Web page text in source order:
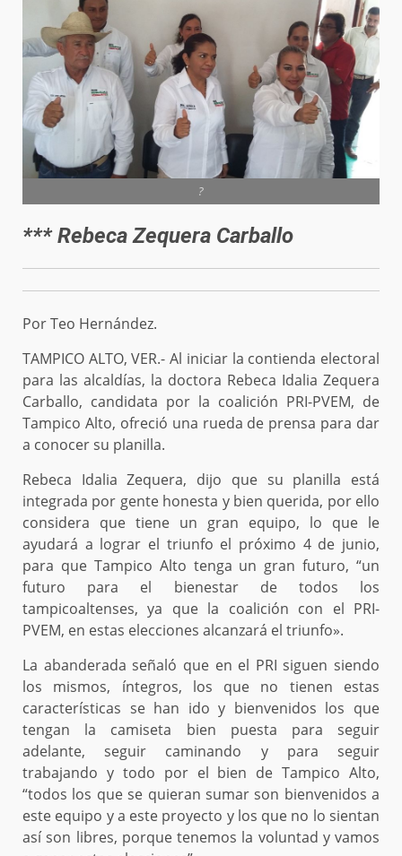
?
*** Rebeca Zequera Carballo
Por Teo Hernández.
TAMPICO ALTO, VER.- Al iniciar la contienda electoral
para las alcaldías, la doctora Rebeca Idalia Zequera
Carballo, candidata por la coalición PRI-PVEM, de
Tampico Alto, ofreció una rueda de prensa para dar
a conocer su planilla.
Rebeca Idalia Zequera, dijo que su planilla está
integrada por gente honesta y bien querida, por ello
considera que tiene un gran equipo, lo que le
ayudará a lograr el triunfo el próximo 4 de junio,
para que Tampico Alto tenga un gran futuro, “un
futuro para el bienestar de todos los
tampicoaltenses, ya que la coalición con el PRI-
PVEM, en estas elecciones alcanzará el triunfo».
La abanderada señaló que en el PRI siguen siendo
los mismos, íntegros, los que no tienen estas
características se han ido y bienvenidos los que
tengan la camiseta bien puesta para seguir
adelante, seguir caminando y para seguir
trabajando y todo por el bien de Tampico Alto,
“todos los que se quieran sumar son bienvenidos a
este equipo y a este proyecto y los que no lo sientan
así son libres, porque tenemos la voluntad y vamos